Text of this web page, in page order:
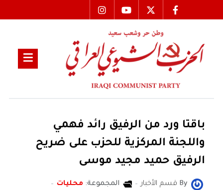
باقتا ورد من الرفيق رائد فهمي
واللجنة المركزية للحزب على ضريح
الرفيق حميد مجيد موسى
By قسم الأخبار المجموعة: محليات